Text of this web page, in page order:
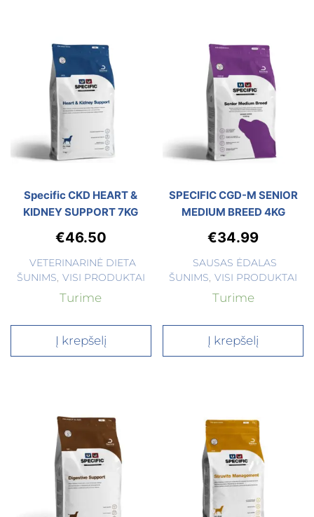
Specific CKD HEART &
KIDNEY SUPPORT 7KG
€46.50
VETERINARINĖ DIETA
ŠUNIMS VISI PRODUKTAI
Turime
Į krepšelį
SPECIFIC CGD-M SENIOR
MEDIUM BREED 4KG
€34.99
SAUSAS ĖDALAS
ŠUNIMS VISI PRODUKTAI
Turime
Į krepšelį